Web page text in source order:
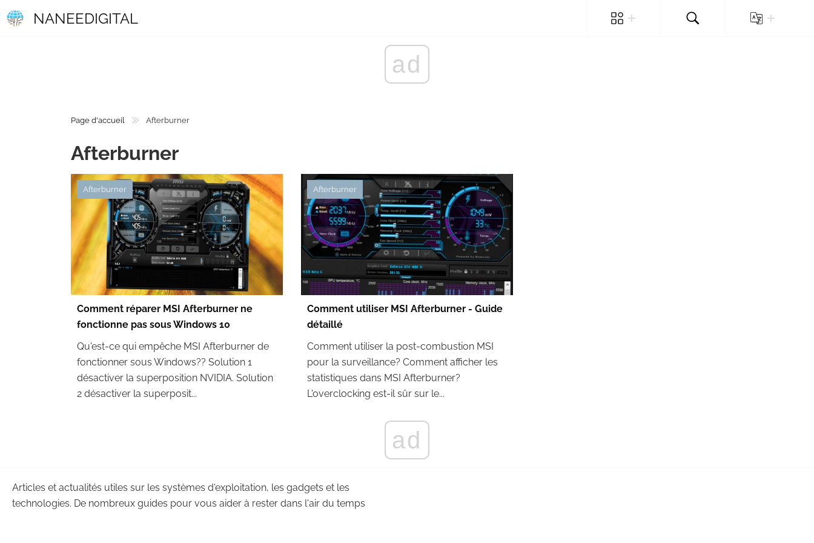
NANEEDIGITAL
ad
Page d'accueil Afterburner
Afterburner
Afterburner
Comment réparer MSI Afterburner ne
fonctionne pas sous Windows 10
Qu'est-ce qui empêche MSI Afterburner de
fonctionner sous Windows?? Solution 1
désactiver la superposition NVIDIA. Solution
2 désactiver la superposit...
Afterburner
Comment utiliser MSI Afterburner - Guide
détaillé
Comment utiliser la post-combustion MSI
pour la surveillance? Comment afficher les
statistiques dans MSI Afterburner?
L'overclocking est-il sûr sur le...
ad
Articles et actualités utiles sur les systèmes d'exploitation, les gadgets et les
technologies. De nombreux guides pour vous aider à rester dans l'air du temps